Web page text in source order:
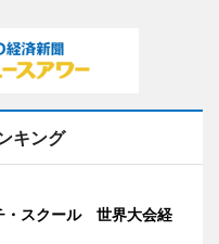
キング
・スクール 世界大会経